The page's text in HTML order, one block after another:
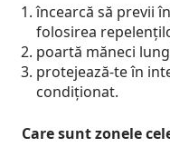
încearcă să previi
folosirea
poartă măneci
protejează-te în
condiționat.
Care sunt zonele